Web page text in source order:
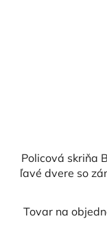
Policová skriňa
ľavé dvere so
Tovar na